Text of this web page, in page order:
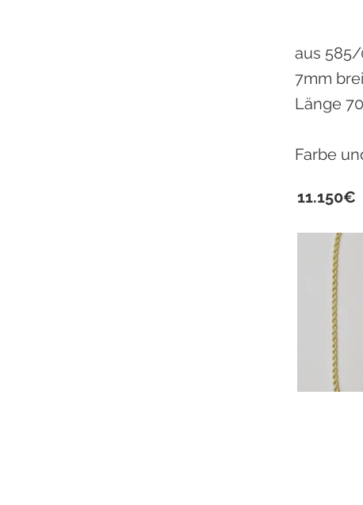
aus
7mm
Länge
Farbe
11.150€